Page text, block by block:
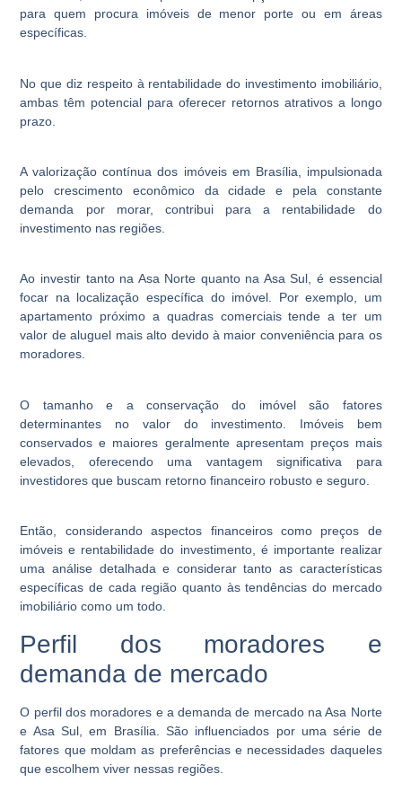
para quem procura imóveis de menor porte ou em áreas
específicas.
No que diz respeito à rentabilidade do investimento imobiliário,
ambas têm potencial para oferecer retornos atrativos a longo
prazo.
A valorização contínua dos imóveis em Brasília, impulsionada
pelo crescimento econômico da cidade e pela constante
demanda por morar, contribui para a rentabilidade do
investimento nas regiões.
Ao investir tanto na Asa Norte quanto na Asa Sul, é essencial
focar na localização específica do imóvel. Por exemplo, um
apartamento próximo a quadras comerciais tende a ter um
valor de aluguel mais alto devido à maior conveniência para os
moradores.
O tamanho e a conservação do imóvel são fatores
determinantes no valor do investimento. Imóveis bem
conservados e maiores geralmente apresentam preços mais
elevados, oferecendo uma vantagem significativa para
investidores que buscam retorno financeiro robusto e seguro.
Então, considerando aspectos financeiros como preços de
imóveis e rentabilidade do investimento, é importante realizar
uma análise detalhada e considerar tanto as características
específicas de cada região quanto às tendências do mercado
imobiliário como um todo.
Perfil dos moradores e
demanda de mercado
O perfil dos moradores e a demanda de mercado na Asa Norte
e Asa Sul, em Brasília. São influenciados por uma série de
fatores que moldam as preferências e necessidades daqueles
que escolhem viver nessas regiões.